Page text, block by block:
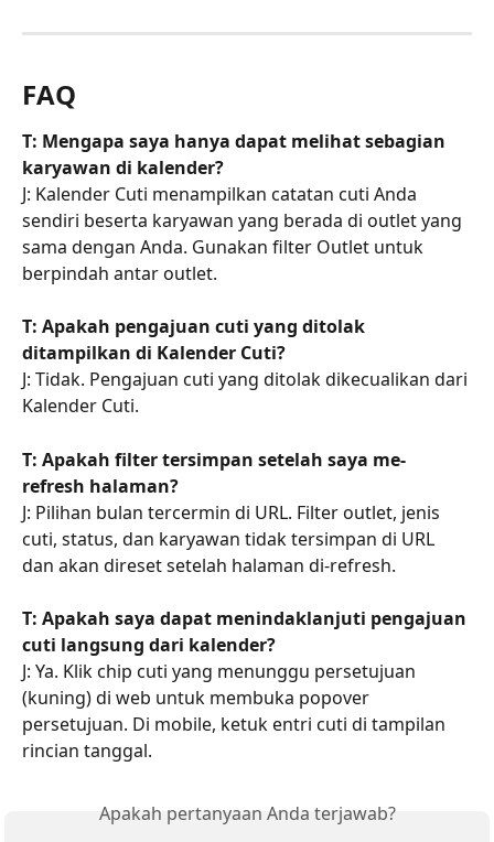
FAQ
T: Mengapa saya hanya dapat melihat sebagian
karyawan di kalender?
J: Kalender Cuti menampilkan catatan cuti Anda
sendiri beserta karyawan yang berada di outlet yang
sama dengan Anda. Gunakan filter Outlet untuk
berpindah antar outlet.
T: Apakah pengajuan cuti yang ditolak
ditampilkan di Kalender Cuti?
J: Tidak. Pengajuan cuti yang ditolak dikecualikan dari
Kalender Cuti.
T: Apakah filter tersimpan setelah saya me-
refresh halaman?
J: Pilihan bulan tercermin di URL. Filter outlet, jenis
cuti, status, dan karyawan tidak tersimpan di URL
dan akan direset setelah halaman di-refresh.
T: Apakah saya dapat menindaklanjuti pengajuan
cuti langsung dari kalender?
J: Ya. Klik chip cuti yang menunggu persetujuan
(kuning) di web untuk membuka popover
persetujuan. Di mobile, ketuk entri cuti di tampilan
rincian tanggal.
Apakah pertanyaan Anda terjawab?